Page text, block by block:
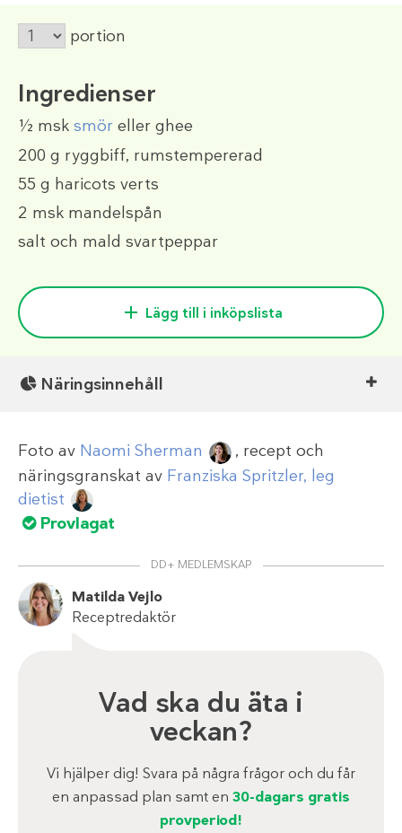
portion
Ingredienser
½ msk smör eller ghee
200 g ryggbiff, rumstempererad
55 g haricots verts
2 msk mandelspån
salt och mald svartpeppar
Lägg till i inköpslista
Näringsinnehåll
Foto av Naomi Sherman
, recept och
näringsgranskat av Franziska Spritzler, leg
dietist
Provlagat
DD+ MEDLEMSKAP
Matilda Vejlo
Receptredaktör
Vad ska du äta i
veckan?
Vi hjälper dig! Svara på några frågor och du får
en anpassad plan samt en 30-dagars gratis
provperiod!